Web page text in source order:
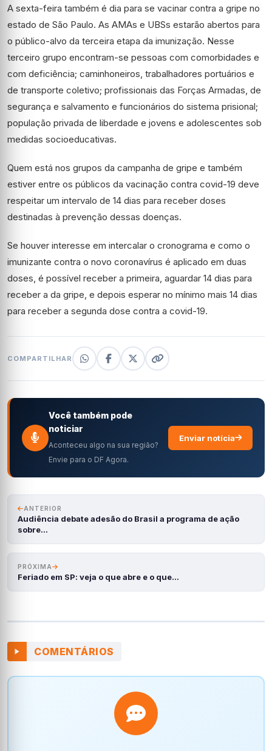
A sexta-feira também é dia para se vacinar contra a gripe no
estado de São Paulo. As AMAs e UBSs estarão abertos para
o público-alvo da terceira etapa da imunização. Nesse
terceiro grupo encontram-se pessoas com comorbidades e
com deficiência; caminhoneiros, trabalhadores portuários e
de transporte coletivo; profissionais das Forças Armadas, de
segurança e salvamento e funcionários do sistema prisional;
população privada de liberdade e jovens e adolescentes sob
medidas socioeducativas.
Quem está nos grupos da campanha de gripe e também
estiver entre os públicos da vacinação contra covid-19 deve
respeitar um intervalo de 14 dias para receber doses
destinadas à prevenção dessas doenças.
Se houver interesse em intercalar o cronograma e como o
imunizante contra o novo coronavírus é aplicado em duas
doses, é possível receber a primeira, aguardar 14 dias para
receber a da gripe, e depois esperar no mínimo mais 14 dias
para receber a segunda dose contra a covid-19.
COMPARTILHAR
Você também pode
noticiar
Aconteceu algo na sua região?
Envie para o DF Agora.
Enviar notícia
ANTERIOR
Audiência debate adesão do Brasil a programa de ação
sobre…
PRÓXIMA
Feriado em SP: veja o que abre e o que…
COMENTÁRIOS